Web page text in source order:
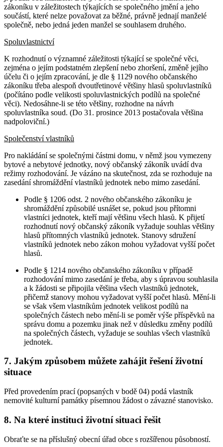
zákoníku v záležitostech týkajících se společného jmění a jeho
součástí, které nelze považovat za běžné, právně jednají manželé
společně, nebo jedná jeden manžel se souhlasem druhého.
Spoluvlastnictví
K rozhodnutí o významné záležitosti týkající se společné věci,
zejména o jejím podstatném zlepšení nebo zhoršení, změně jejího
účelu či o jejím zpracování, je dle § 1129 nového občanského
zákoníku třeba alespoň dvoutřetinové většiny hlasů spoluvlastníků
(počítáno podle velikosti spoluvlastnických podílů na společné
věci). Nedosáhne-li se této většiny, rozhodne na návrh
spoluvlastníka soud. (Do 31. prosince 2013 postačovala většina
nadpoloviční.)
Společenství vlastníků
Pro nakládání se společnými částmi domu, v němž jsou vymezeny
bytové a nebytové jednotky, nový občanský zákoník uvádí dva
režimy rozhodování. Je vázáno na skutečnost, zda se rozhoduje na
zasedání shromáždění vlastníků jednotek nebo mimo zasedání.
Podle § 1206 odst. 2 nového občanského zákoníku je
shromáždění způsobilé usnášet se, pokud jsou přítomni
vlastníci jednotek, kteří mají většinu všech hlasů. K přijetí
rozhodnutí nový občanský zákoník vyžaduje souhlas většiny
hlasů přítomných vlastníků jednotek. Stanovy sdružení
vlastníků jednotek nebo zákon mohou vyžadovat vyšší počet
hlasů.
Podle § 1214 nového občanského zákoníku v případě
rozhodování mimo zasedání je třeba, aby s úpravou souhlasila
a k žádosti se připojila většina všech vlastníků jednotek,
přičemž stanovy mohou vyžadovat vyšší počet hlasů. Mění-li
se však všem vlastníkům jednotek velikost podílů na
společných částech nebo mění-li se poměr výše příspěvků na
správu domu a pozemku jinak než v důsledku změny podílů
na společných částech, vyžaduje se souhlas všech vlastníků
jednotek.
7. Jakým způsobem můžete zahájit řešení životní
situace
Před provedením prací (popsaných v bodě 04) podá vlastník
nemovité kulturní památky písemnou žádost o závazné stanovisko.
8. Na které instituci životní situaci řešit
Obraťte se na příslušný obecní úřad obce s rozšířenou působností.